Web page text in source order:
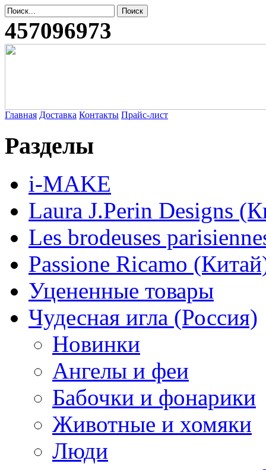
457096973
Главная Доставка Контакты Прайс-лист
Разделы
i-MAKE
Laura J.Perin Designs
Les brodeuses
Passione Ricamo
Уцененные товары
Чудесная игла (Россия)
Новинки
Ангелы и феи
Бабочки и фонарики
Животные и хомяки
Люди